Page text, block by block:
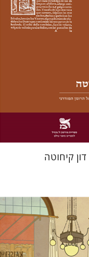
אתר ספר מודפס
$31
$28
דון קיחוטה